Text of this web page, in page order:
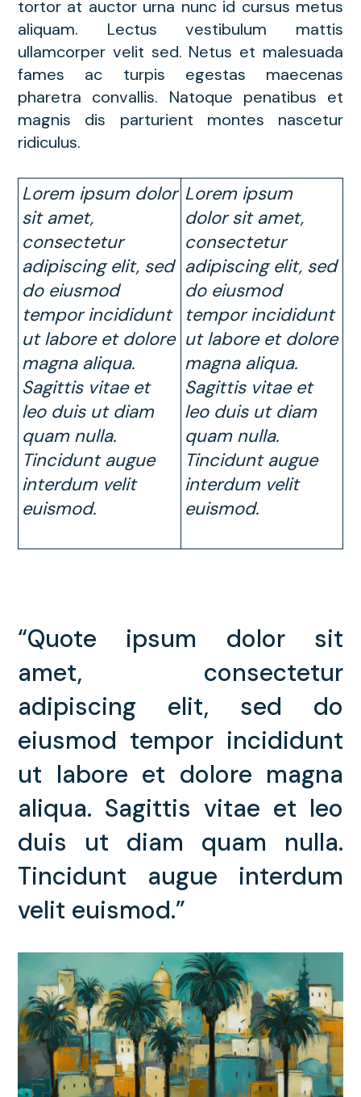
tortor at auctor urna nunc id cursus metus
aliquam. Lectus vestibulum mattis
ullamcorper velit sed. Netus et malesuada
fames ac turpis egestas maecenas
pharetra convallis. Natoque penatibus et
magnis dis parturient montes nascetur
ridiculus.
Lorem ipsum dolor
sit amet,
consectetur
adipiscing elit, sed
do eiusmod
tempor incididunt
ut labore et dolore
magna aliqua.
Sagittis vitae et
leo duis ut diam
quam nulla.
Tincidunt augue
interdum velit
euismod.
Lorem ipsum
dolor sit amet,
consectetur
adipiscing elit, sed
do eiusmod
tempor incididunt
ut labore et dolore
magna aliqua.
Sagittis vitae et
leo duis ut diam
quam nulla.
Tincidunt augue
interdum velit
euismod.
“Quote ipsum dolor sit
amet, consectetur
adipiscing elit, sed do
eiusmod tempor incididunt
ut labore et dolore magna
aliqua. Sagittis vitae et leo
duis ut diam quam nulla.
Tincidunt augue interdum
velit euismod.”